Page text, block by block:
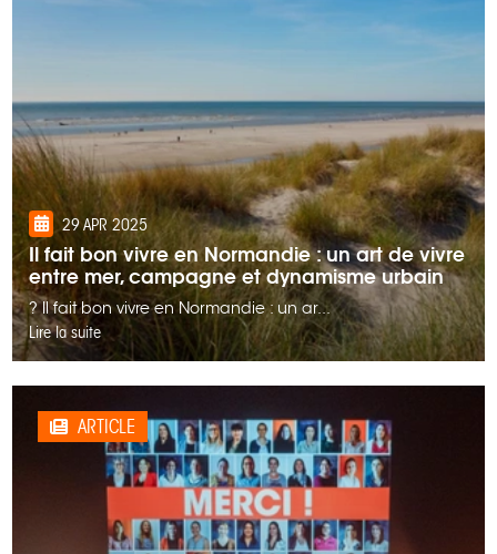
29 APR 2025
Il fait bon vivre en Normandie : un art de vivre
entre mer, campagne et dynamisme urbain
? Il fait bon vivre en Normandie : un ar...
Lire la suite
ARTICLE